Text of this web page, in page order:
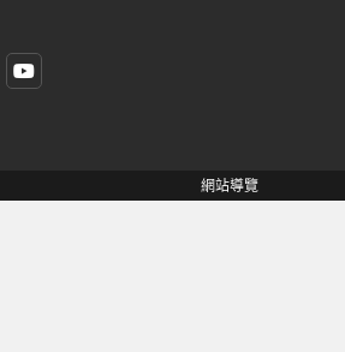
網站導覽